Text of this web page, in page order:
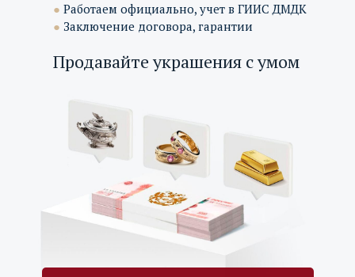
Продавайте украшения с умом
● Работаем официально, учет в ГИИС ДМДК
● Заключение договора, гарантии